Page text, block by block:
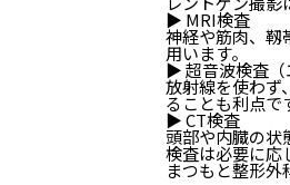
▶︎ MRI検査
神経や筋肉、靱
用います。
▶︎ 超音波検査（
放射線を使わず
ることも利点で
▶︎ CT検査
頭部や内臓の状
検査は必要に応
まつもと整形外